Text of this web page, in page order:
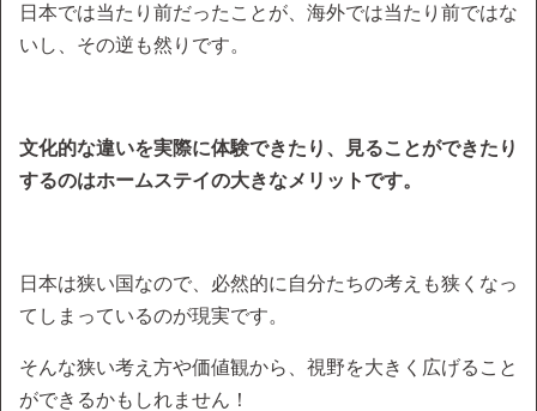
日本では当たり前だったことが、海外では当たり前ではな
いし、その逆も然りです。
文化的な違いを実際に体験できたり、見ることができたり
するのはホームステイの大きなメリットです。
日本は狭い国なので、必然的に自分たちの考えも狭くなっ
てしまっているのが現実です。
そんな狭い考え方や価値観から、視野を大きく広げること
ができるかもしれません！